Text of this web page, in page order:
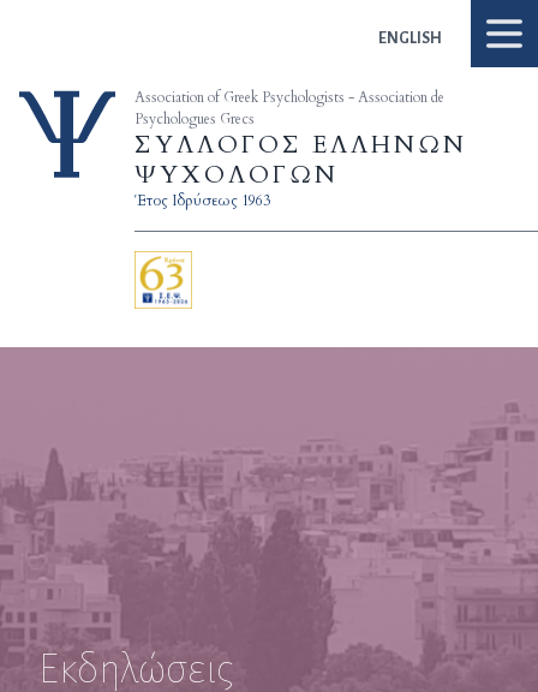
ENGLISH
Association of Greek Psychologists - Association de
Psychologues Grecs
ΣΥΛΛΟΓΟΣ ΕΛΛΗΝΩΝ
ΨΥΧΟΛΟΓΩΝ
Έτος Ιδρύσεως 1963
Εκδηλώσεις